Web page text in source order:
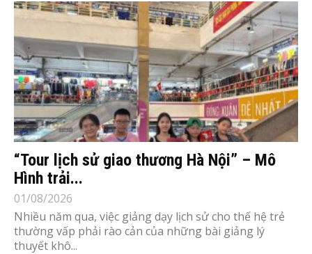
“Tour lịch sử giao thương Hà Nội” – Mô
Hình trải...
01/08/2026
Nhiều năm qua, việc giảng dạy lịch sử cho thế hệ trẻ
thường vấp phải rào cản của những bài giảng lý
thuyết khô...